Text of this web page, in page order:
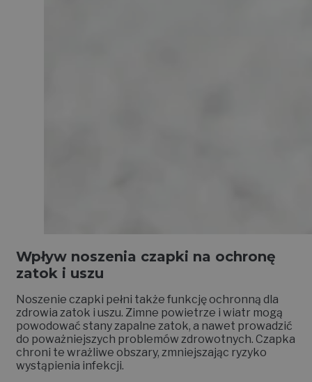
Wpływ noszenia czapki na ochronę
zatok i uszu
Noszenie czapki pełni także funkcję ochronną dla
zdrowia zatok i uszu. Zimne powietrze i wiatr mogą
powodować stany zapalne zatok, a nawet prowadzić
do poważniejszych problemów zdrowotnych. Czapka
chroni te wrażliwe obszary, zmniejszając ryzyko
wystąpienia infekcji.